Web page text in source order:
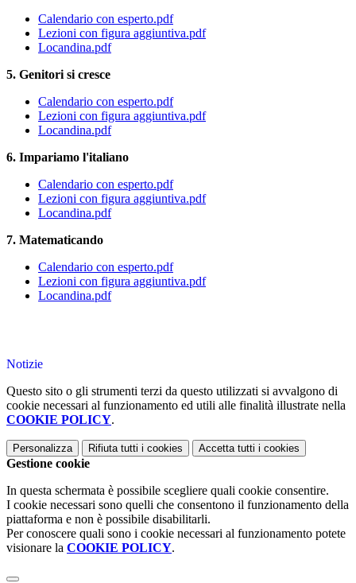
Calendario con esperto.pdf
Lezioni con figura aggiuntiva.pdf
Locandina.pdf
5. Genitori si cresce
Calendario con esperto.pdf
Lezioni con figura aggiuntiva.pdf
Locandina.pdf
6. Impariamo l'italiano
Calendario con esperto.pdf
Lezioni con figura aggiuntiva.pdf
Locandina.pdf
7. Matematicando
Calendario con esperto.pdf
Lezioni con figura aggiuntiva.pdf
Locandina.pdf
Notizie
Questo sito o gli strumenti terzi da questo utilizzati si avvalgono di
cookie necessari al funzionamento ed utili alle finalità illustrate nella
COOKIE POLICY.
Personalizza Rifiuta tutti i cookies Accetta tutti i cookies
Gestione cookie
In questa schermata è possibile scegliere quali cookie consentire.
I cookie necessari sono quelli che consentono il funzionamento della
piattaforma e non è possibile disabilitarli.
Per conoscere quali sono i cookie necessari al funzionamento potete
visionare la COOKIE POLICY.